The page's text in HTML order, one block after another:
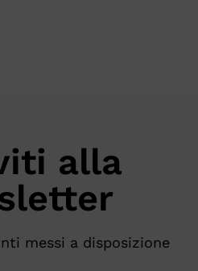
alla
messi a disposizione